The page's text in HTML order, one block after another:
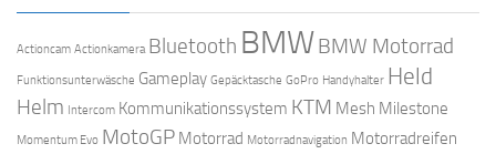
Actioncam Actionkamera Bluetooth BMWBMW Motorrad
Funktionsunterwäsche Gameplay Gepäcktasche GoPro Handyhalter Held
Helm Intercom Kommunikationssystem KTM Mesh Milestone
Momentum Evo MotoGP Motorrad Motorradnavigation Motorradreifen